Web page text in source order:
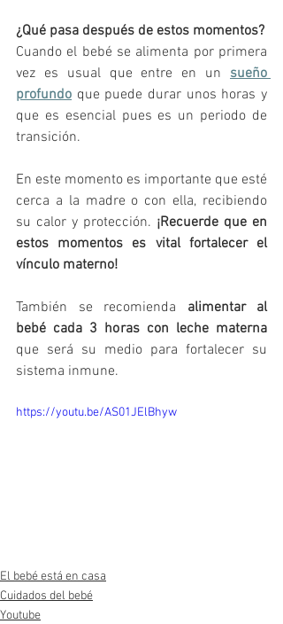
¿Qué pasa después de estos momentos?
Cuando el bebé se alimenta por primera
vez es usual que entre en un sueño
profundo que puede durar unos horas y
que es esencial pues es un periodo de
transición.
En este momento es importante que esté
cerca a la madre o con ella, recibiendo
su calor y protección. ¡Recuerde que en
estos momentos es vital fortalecer el
vínculo materno!
También se recomienda alimentar al
bebé cada 3 horas con leche materna
que será su medio para fortalecer su
sistema inmune.
https://youtu.be/AS01JElBhyw
El bebé está en casa
Cuidados del bebé
Youtube